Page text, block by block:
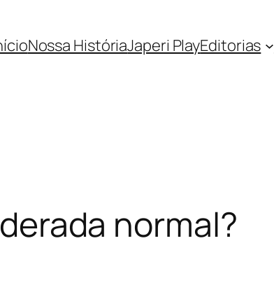
Nossa HistóriaJaperi PlayEditorias
normal?